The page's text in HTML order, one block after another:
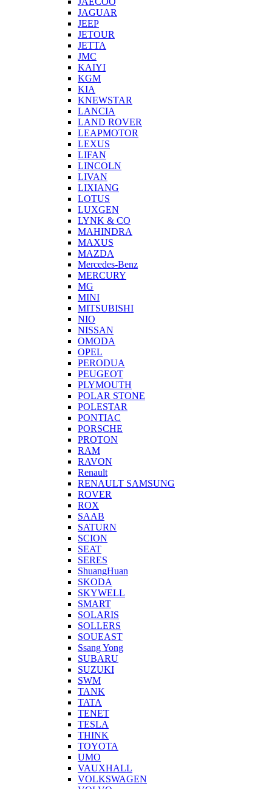
JAGUAR
JEEP
JETOUR
JETTA
JMC
KAIYI
KGM
KIA
KNEWSTAR
LANCIA
LAND ROVER
LEAPMOTOR
LEXUS
LIFAN
LINCOLN
LIVAN
LIXIANG
LOTUS
LUXGEN
LYNK & CO
MAHINDRA
MAXUS
MAZDA
Mercedes-Benz
MERCURY
MG
MINI
MITSUBISHI
NIO
NISSAN
OMODA
OPEL
PERODUA
PEUGEOT
PLYMOUTH
POLAR STONE
POLESTAR
PONTIAC
PORSCHE
PROTON
RAM
RAVON
Renault
RENAULT SAMSUNG
ROVER
ROX
SAAB
SATURN
SCION
SEAT
SERES
ShuangHuan
SKODA
SKYWELL
SMART
SOLARIS
SOLLERS
SOUEAST
Ssang Yong
SUBARU
SUZUKI
SWM
TANK
TATA
TENET
TESLA
THINK
TOYOTA
UMO
VAUXHALL
VOLKSWAGEN